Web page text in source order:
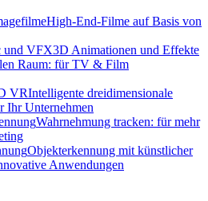
High-End-Filme auf Basis von
und VFX3D Animationen und Effekte
Raum: für TV & Film
VRIntelligente dreidimensionale
Ihr Unternehmen
Wahrnehmung tracken: für mehr
Objekterkennung mit künstlicher
Anwendungen